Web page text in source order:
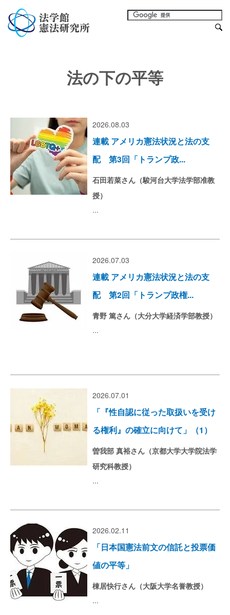
法の下の平等
2026.08.03
連載 アメリカ憲法状況と法の支
配 第3回「トランプ政...
石田若菜さん（駿河台大学法学部准教
授）
...
2026.07.03
連載 アメリカ憲法状況と法の支
配 第2回「トランプ政権...
青野 篤さん（大分大学経済学部教授）
...
2026.07.01
「『性自認に従った取扱いを受け
る権利』の確立に向けて」（1）
曽我部 真裕さん（京都大学大学院法学
研究科教授）
...
2026.02.11
「日本国憲法前文の信託と投票価
値の平等」
棟居快行さん（大阪大学名誉教授）
...